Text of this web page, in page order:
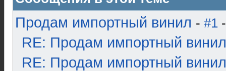
Продам импортный винил - #1
RE: Продам импортный винил
RE: Продам импортный винил